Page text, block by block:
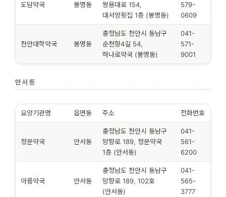
도담약국 봉명동
쌍용대로 154,
대서양횟집 1층 (봉명동)
579-
0609
천안대학약국 봉명동
충청남도 천안시 동남구
순천향4길 54,
하나로약국 (봉명동)
041-
571-
9001
안서동
요양기관명 읍면동 주소 전화번호
정문약국 안서동
충청남도 천안시 동남구
망향로 189, 정문약국
1층 (안서동)
041-
561-
6200
아름약국 안서동
충청남도 천안시 동남구
망향로 189, 102호
(안서동)
041-
565-
3777